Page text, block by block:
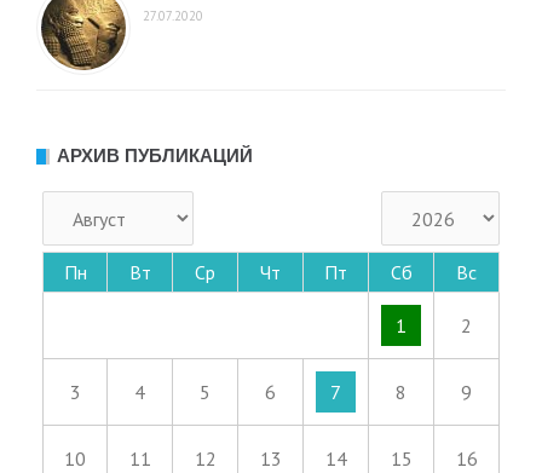
27.07.2020
АРХИВ ПУБЛИКАЦИЙ
Пн Вт Ср Чт Пт Сб Вс
1 2
3 4 5 6 7 8 9
10 11 12 13 14 15 16